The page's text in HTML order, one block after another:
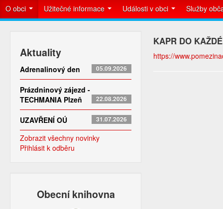
O obci Užitečné informace Události v obci Služby
Aktuality
Adrenalinový den 05.09.2026
Prázdninový zájezd -
TECHMANIA Plzeň
22.08.2026
UZAVŘENÍ OÚ 31.07.2026
Zobrazit všechny novinky
Přihlásit k odběru
Obecní knihovna
KAPR DO
https://